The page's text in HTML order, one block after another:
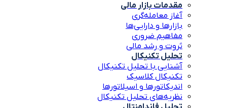
مقدمات بازار مالی
آغاز معامله‌گری
بازارها و دارایی‌ها
مفاهیم ضروری
ثروت و رشد مالی
تحلیل تکنیکال
آشنایی با تحلیل تکنیکال
تکنیکال کلاسیک
اندیکاتورها و اسیلاتورها
نظریه‌های تحلیل تکنیکال